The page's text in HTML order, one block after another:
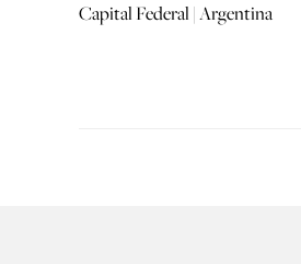
Capital Federal | Argentina